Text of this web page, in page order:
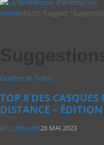
Home»Posts Tagged
Guides et Tutos
TOP 8 DES
DISTANCE –
BY LORRAINE26 MAI 2023